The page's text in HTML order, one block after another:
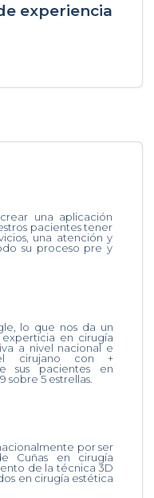
experiencia
una aplicación
pacientes tener
una atención y
su proceso pre y
lo que nos da un
en cirugía
a nivel nacional e
el cirujano con +
sus pacientes en
sobre 5 estrellas.
por ser
Cuñas en cirugía
de la técnica 3D
en cirugía estética